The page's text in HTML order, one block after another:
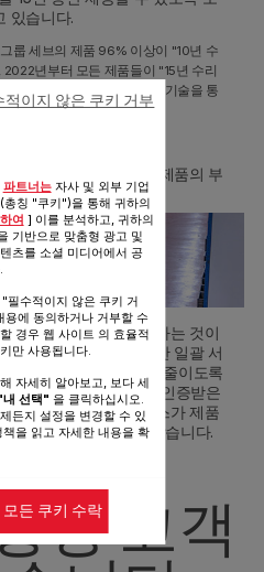
있습니다.
룹 세브의 제품 96% 이상이 "10년 수
년부터 모든 제품들이 "15년 수리
니다. 저희 부품들은 다양한 기술을 통
고 있습니다.
된 제품을 포함한 모든 제품의 부
고 있습니다.
구입하는 것보다 수리하는 것이
니다.부품 가격을 포함한 일괄 서
통해, 수리 비용 부담을 줄이도록
습니다. 또, 공식적으로 인증받은
만 사용하여 수리 서비스가 제품
기능에 영향을 주지 않습니다.
상 고객
파트너는자사 및 외부 기업
칭 "쿠키")을 통해 귀하의
여 ] 이를 분석하고, 귀하의
기반으로 맞춤형 광고 및
츠를 소셜 미디어에서 공
필수적이지 않은 쿠키 거
에 동의하거나 거부할 수
경우 웹 사이트 의 효율적
만 사용됩니다.
자세히 알아보고, 보다 세
내 선택" 을 클릭하십시오.
든지 설정을 변경할 수 있
을 읽고 자세한 내용을 확
적이지 않은 쿠키 거부
모든 쿠키 수락